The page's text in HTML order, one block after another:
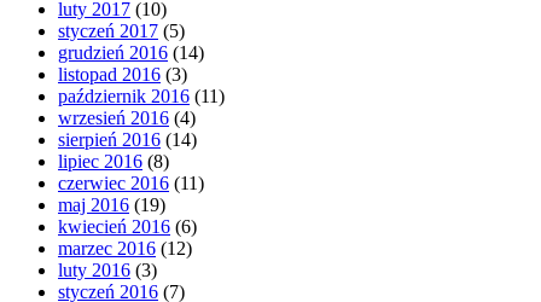
luty 2017 (10)
styczeń 2017 (5)
grudzień 2016 (14)
listopad 2016 (3)
październik 2016 (11)
wrzesień 2016 (4)
sierpień 2016 (14)
lipiec 2016 (8)
czerwiec 2016 (11)
maj 2016 (19)
kwiecień 2016 (6)
marzec 2016 (12)
luty 2016 (3)
styczeń 2016 (7)